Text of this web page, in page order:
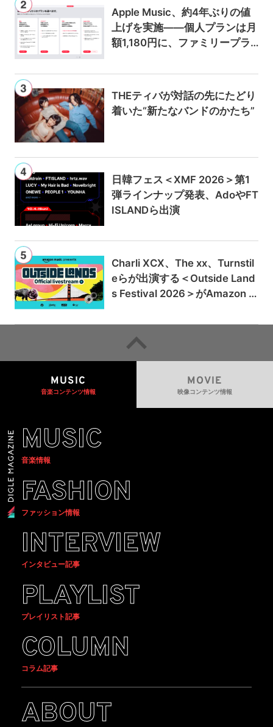
Apple Music、約4年ぶりの値
上げを実施——個人プランは月
額1,180円に、ファミリープラ
THEティバが対話の先にたどり
着いた“新たなバンドのかたち”
日韓フェス＜XMF 2026＞第1
弾ラインナップ発表、AdoやFT
ISLANDら出演
Charli XCX、The xx、Turnstil
eらが出演する＜Outside Land
s Festival 2026＞がAmazon M
ブ配信
MUSIC
音楽コンテンツ情報
MOVIE
映像コンテンツ情報
MUSIC
音楽情報
FASHION
ファッション情報
INTERVIEW
インタビュー記事
PLAYLIST
プレイリスト記事
COLUMN
コラム記事
ABOUT